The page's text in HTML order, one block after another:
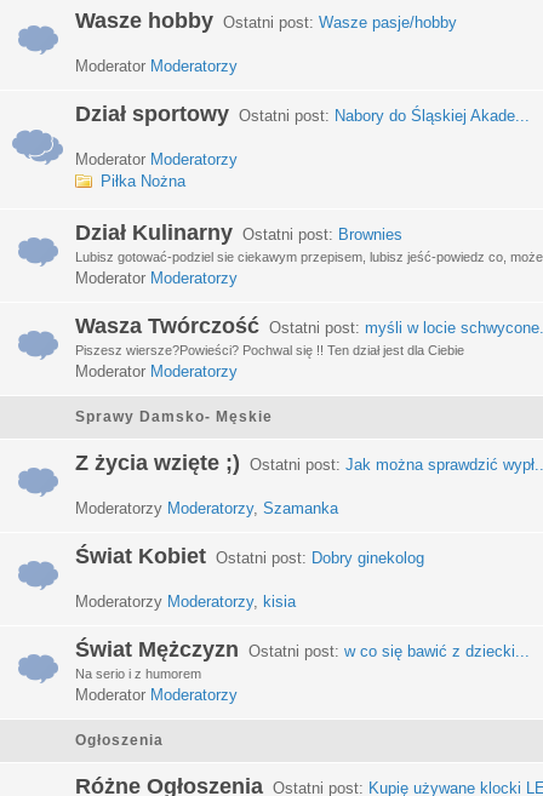
Wasze hobby Ostatni post: Wasze pasje/hobby
Moderator Moderatorzy
Dział sportowy Ostatni post: Nabory do Śląskiej Akade...
Moderator Moderatorzy
Piłka Nożna
Dział Kulinarny Ostatni post: Brownies
Lubisz gotować-podziel sie ciekawym przepisem, lubisz jeść-powiedz co,
Moderator Moderatorzy
Wasza Twórczość Ostatni post: myśli w locie
Piszesz wiersze?Powieści? Pochwal się !! Ten dział jest dla Ciebie
Moderator Moderatorzy
Sprawy Damsko- Męskie
Z życia wzięte ;) Ostatni post: Jak można sprawdzić
Moderatorzy Moderatorzy, Szamanka
Świat Kobiet Ostatni post: Dobry ginekolog
Moderatorzy Moderatorzy, kisia
Świat Mężczyzn Ostatni post: w co się bawić z dziecki...
Na serio i z humorem
Moderator Moderatorzy
Ogłoszenia
Różne Ogłoszenia Ostatni post: Kupię używane klocki